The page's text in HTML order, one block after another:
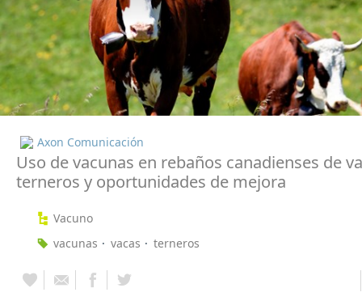
Axon Comunicación
Uso de vacunas en rebaños canadienses de
terneros y oportunidades de mejora
Vacuno
vacunas
vacas terneros